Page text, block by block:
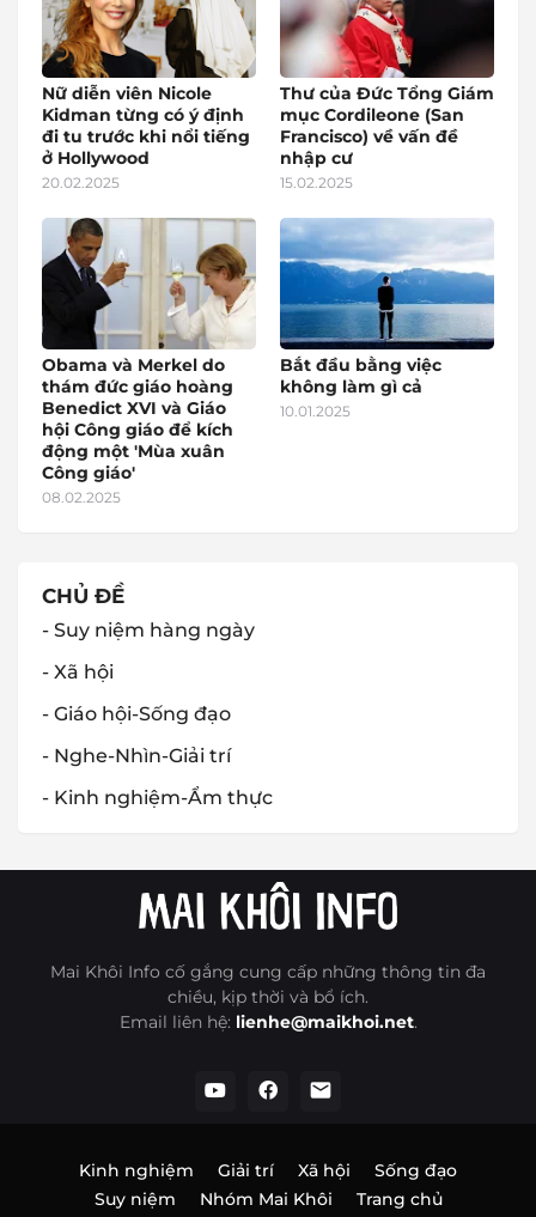
Nữ diễn viên Nicole
Kidman từng có ý định
đi tu trước khi nổi tiếng
ở Hollywood
20.02.2025
Thư của Đức Tổng Giám
mục Cordileone (San
Francisco) về vấn đề
nhập cư
15.02.2025
Obama và Merkel do
thám đức giáo hoàng
Benedict XVI và Giáo
hội Công giáo để kích
động một 'Mùa xuân
Công giáo'
08.02.2025
Bắt đầu bằng việc
không làm gì cả
10.01.2025
CHỦ ĐỀ
- Suy niệm hàng ngày
- Xã hội
- Giáo hội-Sống đạo
- Nghe-Nhìn-Giải trí
- Kinh nghiệm-Ẩm thực
Mai Khôi Info cố gắng cung cấp những thông tin đa
chiều, kịp thời và bổ ích.
Email liên hệ: lienhe@maikhoi.net.
Kinh nghiệm Giải trí Xã hội
Sống đạo
Suy niệm
Nhóm Mai Khôi Trang chủ